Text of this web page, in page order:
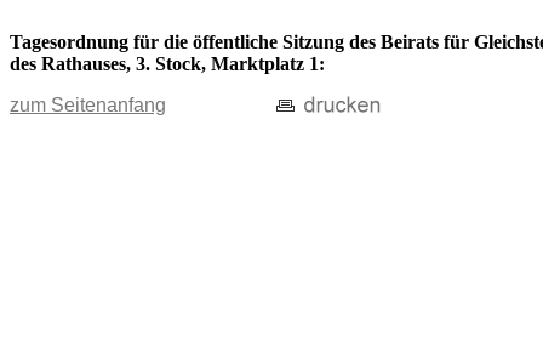
Tagesordnung für die öffentliche Sitzung des Beirats für
des Rathauses, 3. Stock, Marktplatz 1:
zum Seitenanfang